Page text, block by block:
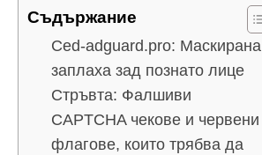
Съдържание
Ced-adguard.pro: Маскирана
заплаха зад познато лице
Стръвта: Фалшиви
CAPTCHA чекове и червени
флагове, които трябва да